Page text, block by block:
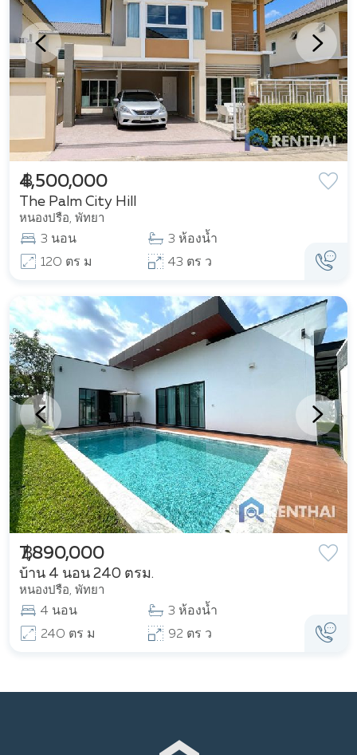
The Palm City Hill
หนองปรือ, พัทยา
฿ 4,500,000
3 นอน
3 ห้องน้ำ
120 ตร ม
43 ตร ว
บ้าน 4 นอน 240 ตรม.
หนองปรือ, พัทยา
฿ 7,890,000
4 นอน
3 ห้องน้ำ
240 ตร ม
92 ตร ว